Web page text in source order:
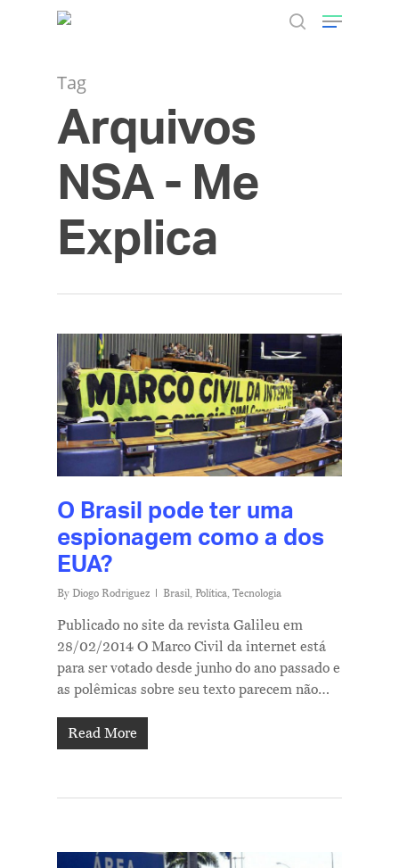
Hit enter to search or ESC to close
Tag
Arquivos
NSA - Me
Explica
O Brasil pode ter uma
espionagem como a dos
EUA?
By Diogo Rodriguez Brasil, Política, Tecnologia
Publicado no site da revista Galileu em
28/02/2014 O Marco Civil da internet está
para ser votado desde junho do ano passado e
as polêmicas sobre seu texto parecem não…
Read More